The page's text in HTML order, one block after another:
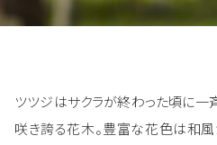
ツツジはサクラが終わった頃に一
咲き誇る花木。豊富な花色は和